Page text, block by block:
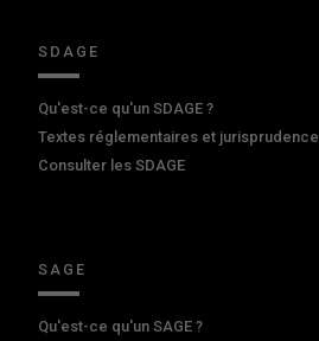
SDAGE
Qu'est-ce qu'un SDAGE ?
Textes réglementaires et jurisprudence
Consulter les SDAGE
SAGE
Qu'est-ce qu'un SAGE ?